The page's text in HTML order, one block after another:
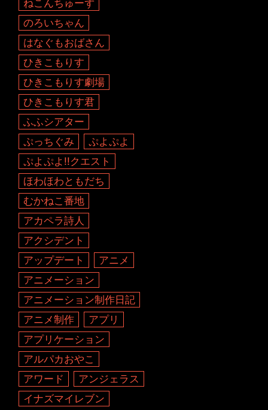
ねこんちゅーず
のろいちゃん
はなぐもおばさん
ひきこもりす
ひきこもりす劇場
ひきこもりす君
ふふシアター
ぷっちぐみ
ぷよぷよ
ぷよぷよ!!クエスト
ほわほわともだち
むかねこ番地
アカペラ詩人
アクシデント
アップデート
アニメ
アニメーション
アニメーション制作日記
アニメ制作
アプリ
アプリケーション
アルパカおやこ
アワード
アンジェラス
イナズマイレブン